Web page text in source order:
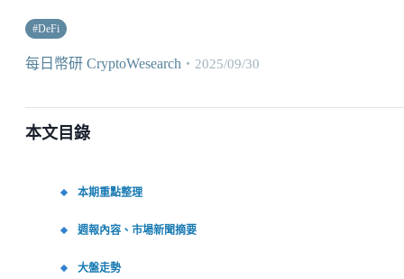
#DeFi
每日幣研 CryptoWesearch ・ 2025/09/30
本文目錄
本期重點整理
週報內容、市場新聞摘要
大盤走勢